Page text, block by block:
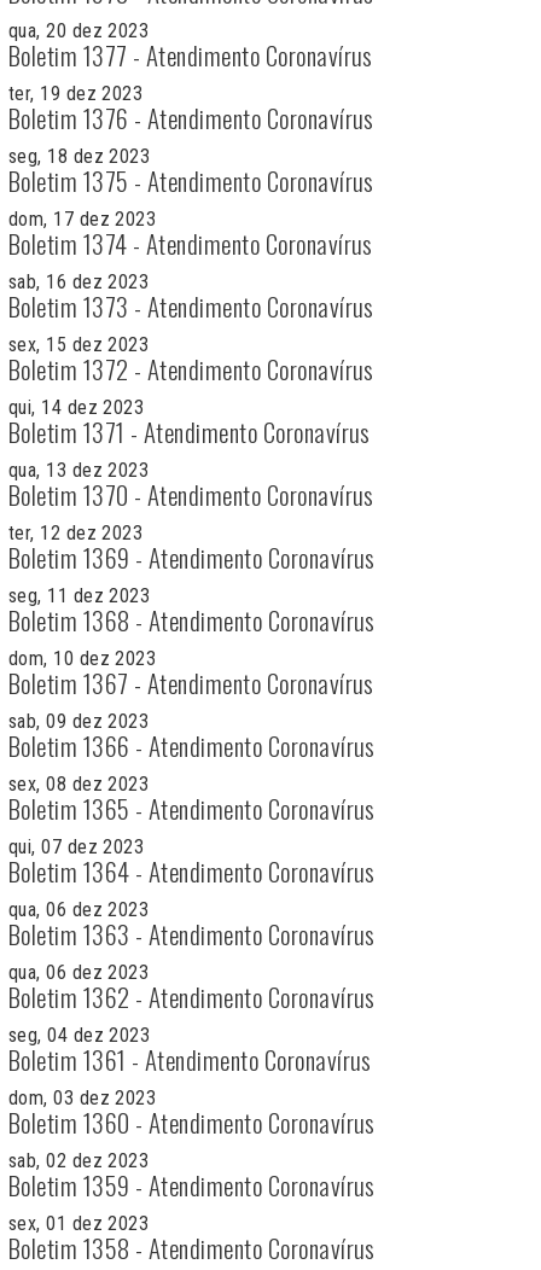
qua, 20 dez 2023
Boletim 1377 - Atendimento Coronavírus
ter, 19 dez 2023
Boletim 1376 - Atendimento Coronavírus
seg, 18 dez 2023
Boletim 1375 - Atendimento Coronavírus
dom, 17 dez 2023
Boletim 1374 - Atendimento Coronavírus
sab, 16 dez 2023
Boletim 1373 - Atendimento Coronavírus
sex, 15 dez 2023
Boletim 1372 - Atendimento Coronavírus
qui, 14 dez 2023
Boletim 1371 - Atendimento Coronavírus
qua, 13 dez 2023
Boletim 1370 - Atendimento Coronavírus
ter, 12 dez 2023
Boletim 1369 - Atendimento Coronavírus
seg, 11 dez 2023
Boletim 1368 - Atendimento Coronavírus
dom, 10 dez 2023
Boletim 1367 - Atendimento Coronavírus
sab, 09 dez 2023
Boletim 1366 - Atendimento Coronavírus
sex, 08 dez 2023
Boletim 1365 - Atendimento Coronavírus
qui, 07 dez 2023
Boletim 1364 - Atendimento Coronavírus
qua, 06 dez 2023
Boletim 1363 - Atendimento Coronavírus
qua, 06 dez 2023
Boletim 1362 - Atendimento Coronavírus
seg, 04 dez 2023
Boletim 1361 - Atendimento Coronavírus
dom, 03 dez 2023
Boletim 1360 - Atendimento Coronavírus
sab, 02 dez 2023
Boletim 1359 - Atendimento Coronavírus
sex, 01 dez 2023
Boletim 1358 - Atendimento Coronavírus